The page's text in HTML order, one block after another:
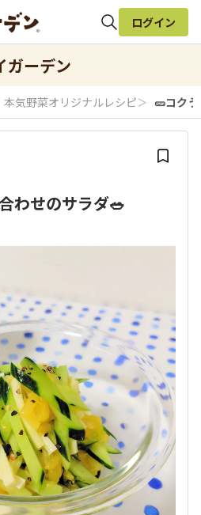
検索
ログイン
ガーデン
本気野菜オリジナルレシピ＞ 🥒コク
わせのサラダ🥗